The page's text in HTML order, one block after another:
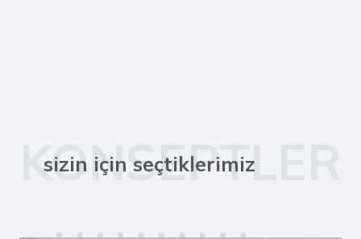
KONSEPTLER
sizin için seçtiklerimiz